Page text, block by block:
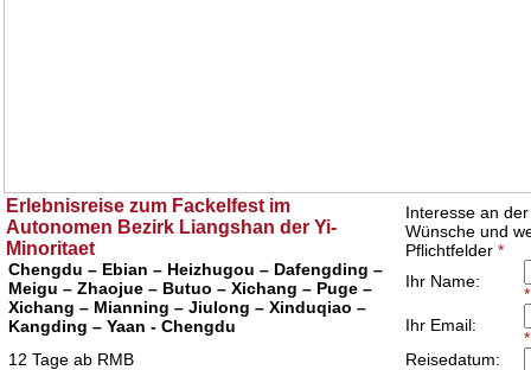
Erlebnisreise zum Fackelfest im
Autonomen Bezirk Liangshan der Yi-
Minoritaet
Chengdu – Ebian – Heizhugou – Dafengding –
Meigu – Zhaojue – Butuo – Xichang – Puge –
Xichang – Mianning – Jiulong – Xinduqiao –
Kangding – Yaan - Chengdu
12 Tage ab RMB